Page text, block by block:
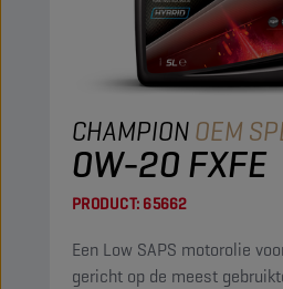
CHAMPIONOEM
0W-20 FXFE
PRODUCT: 65662
Een Low SAPS motorolie
gericht op de meest